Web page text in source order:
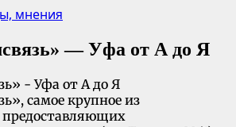
мнения
— Уфа от А до Я
- Уфа от А до Я
самое крупное из